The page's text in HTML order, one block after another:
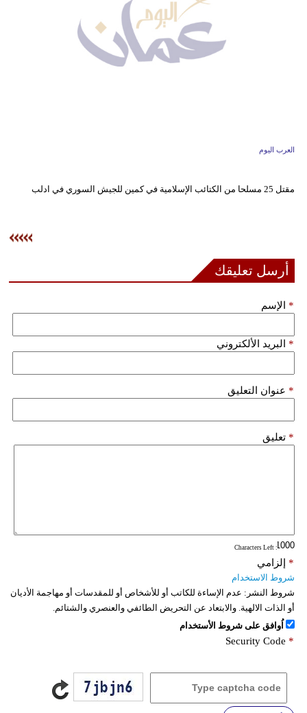
مدوَّنات
العرب اليوم
مقتل 25 مسلحا من الكتائب الإسلامية في كمين للجيش السوري في ادلب
أرسل تعليقك
الإسم *
البريد الألكتروني *
عنوان التعليق *
تعليق *
: Characters Left
إلزامي *
شروط الاستخدام
شروط النشر: عدم الإساءة للكاتب أو للأشخاص أو للمقدسات أو مهاجمة الأديان
أو الذات الالهية. والابتعاد عن التحريض الطائفي والعنصري والشتائم.
اُوافق على شروط الأستخدام
Security Code *